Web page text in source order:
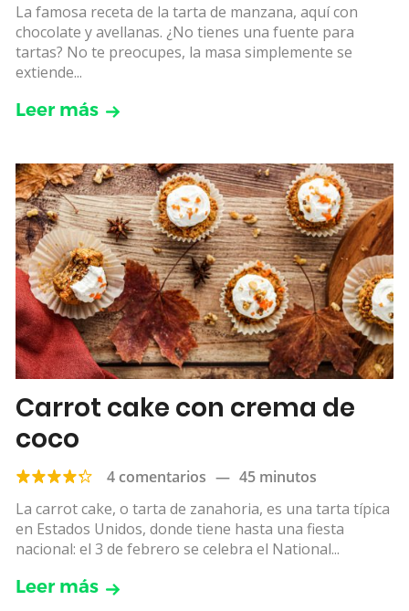
La famosa receta de la tarta de manzana, aquí con
chocolate y avellanas. ¿No tienes una fuente para
tartas? No te preocupes, la masa simplemente se
extiende...
Leer más
Carrot cake con crema de
coco
4 comentarios — 45 minutos
La carrot cake, o tarta de zanahoria, es una tarta típica
en Estados Unidos, donde tiene hasta una fiesta
nacional: el 3 de febrero se celebra el National...
Leer más